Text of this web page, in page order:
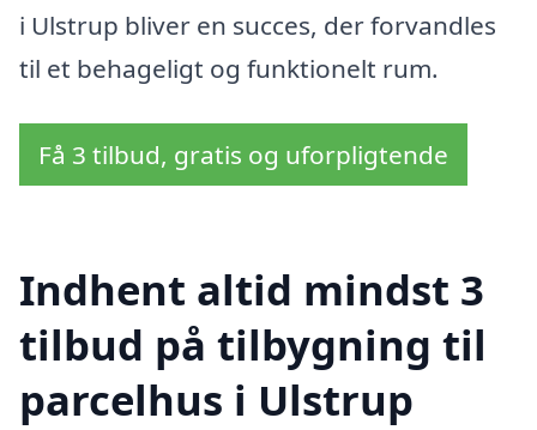
i Ulstrup bliver en succes, der forvandles
til et behageligt og funktionelt rum.
Få 3 tilbud, gratis og uforpligtende
Indhent altid mindst 3
tilbud på tilbygning til
parcelhus i Ulstrup